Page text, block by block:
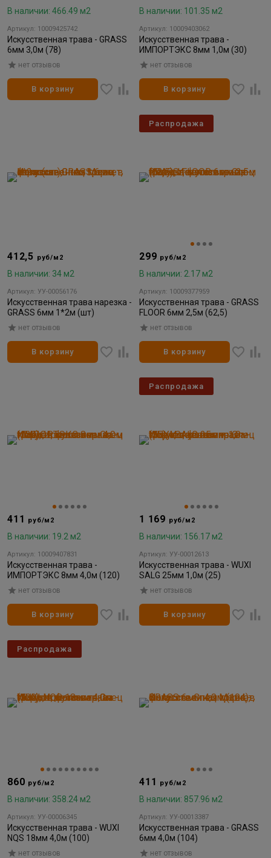
В наличии: 466.49 м2
Артикул: 10009425742
Искусственная трава - GRASS
6мм 3,0м (78)
нет отзывов
В корзину
В наличии: 101.35 м2
Артикул: 10009403062
Искусственная трава -
ИМПОРТЭКС 8мм 1,0м (30)
нет отзывов
В корзину
412,5 руб/м2
В наличии: 34 м2
Артикул: УУ-00056176
Искусственная трава нарезка -
GRASS 6мм 1*2м (шт)
нет отзывов
В корзину
299 руб/м2
В наличии: 2.17 м2
Артикул: 10009377959
Искусственная трава - GRASS
FLOOR 6мм 2,5м (62,5)
нет отзывов
В корзину
Распродажа
411 руб/м2
В наличии: 19.2 м2
Артикул: 10009407831
Искусственная трава -
ИМПОРТЭКС 8мм 4,0м (120)
нет отзывов
В корзину
1 169 руб/м2
В наличии: 156.17 м2
Артикул: УУ-00012613
Искусственная трава - WUXI
SALG 25мм 1,0м (25)
нет отзывов
В корзину
Распродажа
860 руб/м2
В наличии: 358.24 м2
Артикул: УУ-00006345
Искусственная трава - WUXI
NQS 18мм 4,0м (100)
нет отзывов
Распродажа
411 руб/м2
В наличии: 857.96 м2
Артикул: УУ-00013387
Искусственная трава - GRASS
6мм 4,0м (104)
нет отзывов